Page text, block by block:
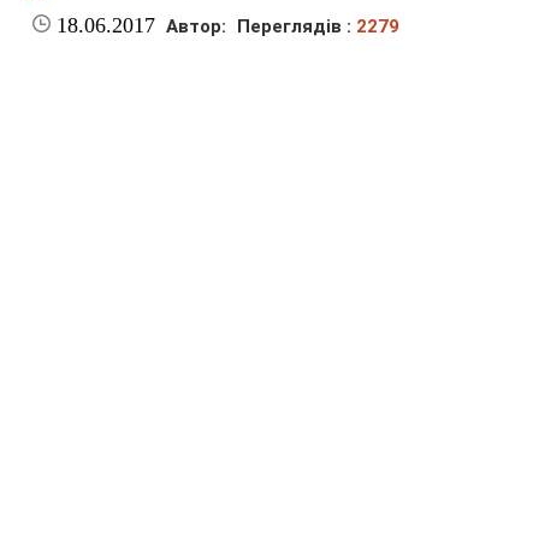
18.06.2017 Автор: Переглядів : 2279